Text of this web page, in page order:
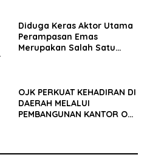
Diduga Keras Aktor Utama
Perampasan Emas
Merupakan Salah Satu
OJK PERKUAT KEHADIRAN DI
DAERAH MELALUI
PEMBANGUNAN KANTOR OJK